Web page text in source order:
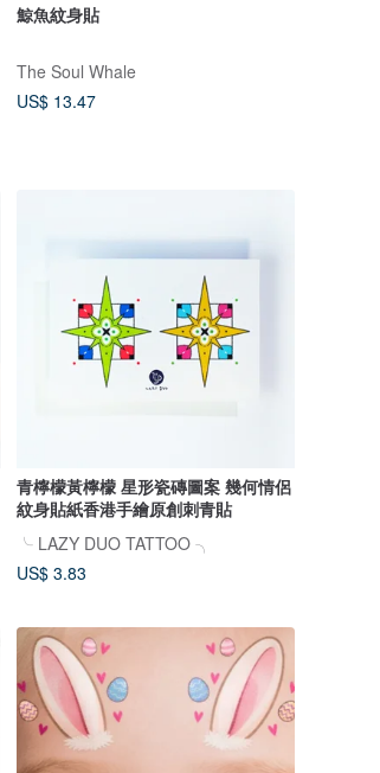
鯨魚紋身貼
The Soul Whale
US$ 13.47
青檸檬黃檸檬 星形瓷磚圖案 幾何情侶
紋身貼紙香港手繪原創刺青貼
╰ LAZY DUO TATTOO ╮
US$ 3.83